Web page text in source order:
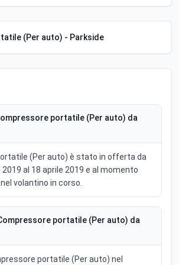
(Per auto) - Parkside
portatile (Per auto) da
(Per auto) è stato in offerta da
2019 al 18 aprile 2019 e al momento
volantino in corso.
portatile (Per auto) da
portatile (Per auto) nel